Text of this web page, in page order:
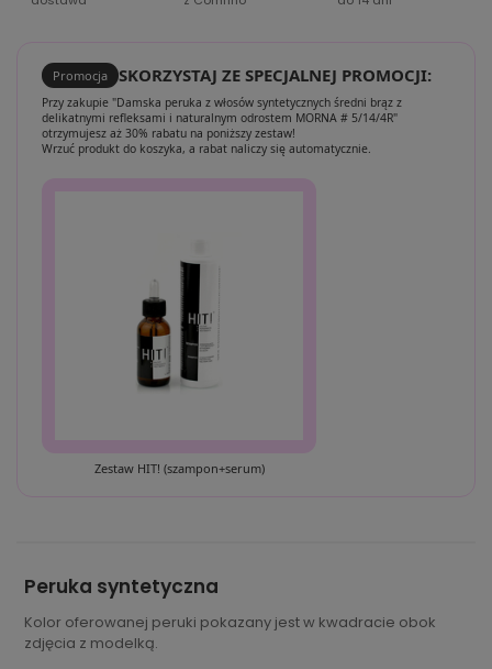
Promocja SKORZYSTAJ ZE SPECJALNEJ PROMOCJI:
Przy zakupie "Damska peruka z włosów syntetycznych średni brąz z
delikatnymi refleksami i naturalnym odrostem MORNA # 5/14/4R"
otrzymujesz aż 30% rabatu na poniższy zestaw!
Wrzuć produkt do koszyka, a rabat naliczy się automatycznie.
Zestaw HIT! (szampon+serum)
Peruka syntetyczna
Kolor oferowanej peruki pokazany jest w kwadracie obok
zdjęcia z modelką.